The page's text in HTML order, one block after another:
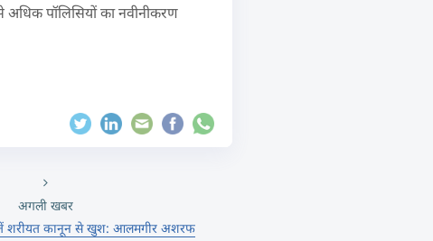
पॉलिसियों का नवीनीकरण
अगली खबर
शरीयत कानून से खुश: आलमगीर अशरफ